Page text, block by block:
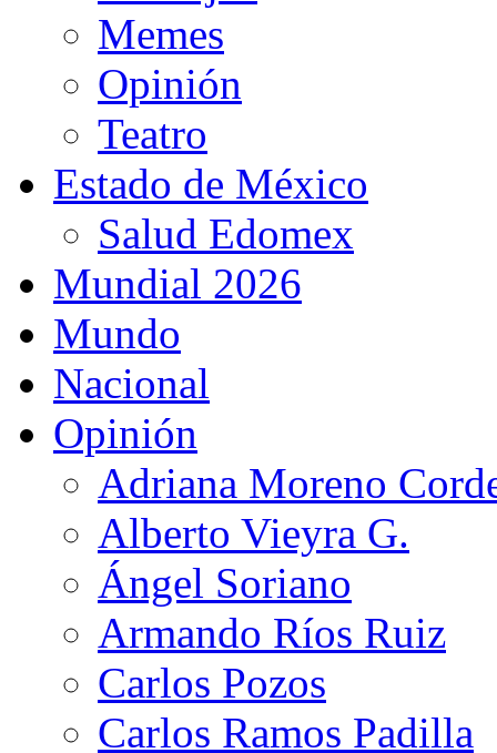
Memes
Opinión
Teatro
Estado de México
Salud Edomex
Mundial 2026
Mundo
Nacional
Opinión
Adriana Moreno
Alberto Vieyra G.
Ángel Soriano
Armando Ríos Ruiz
Carlos Pozos
Carlos Ramos Padilla